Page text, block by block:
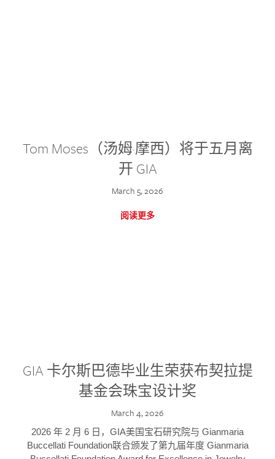
Tom Moses（汤姆·摩西）将于五月离
开 GIA
March 5, 2026
阅读更多
GIA 卡尔斯巴德毕业生荣获布契拉提
基金会珠宝设计奖
March 4, 2026
2026 年 2 月 6 日，GIA美国宝石研究院与 Gianmaria
Buccellati Foundation联合颁发了第九届年度 Gianmaria